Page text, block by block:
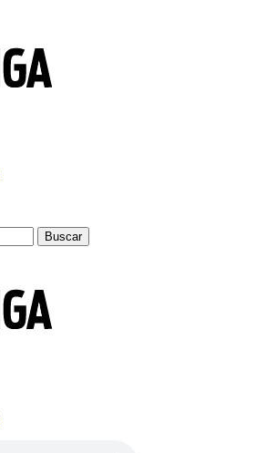
Buscar